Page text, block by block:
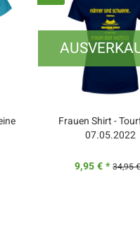
Frauen Shirt -
07.05.2022
9,95 € * 34,95